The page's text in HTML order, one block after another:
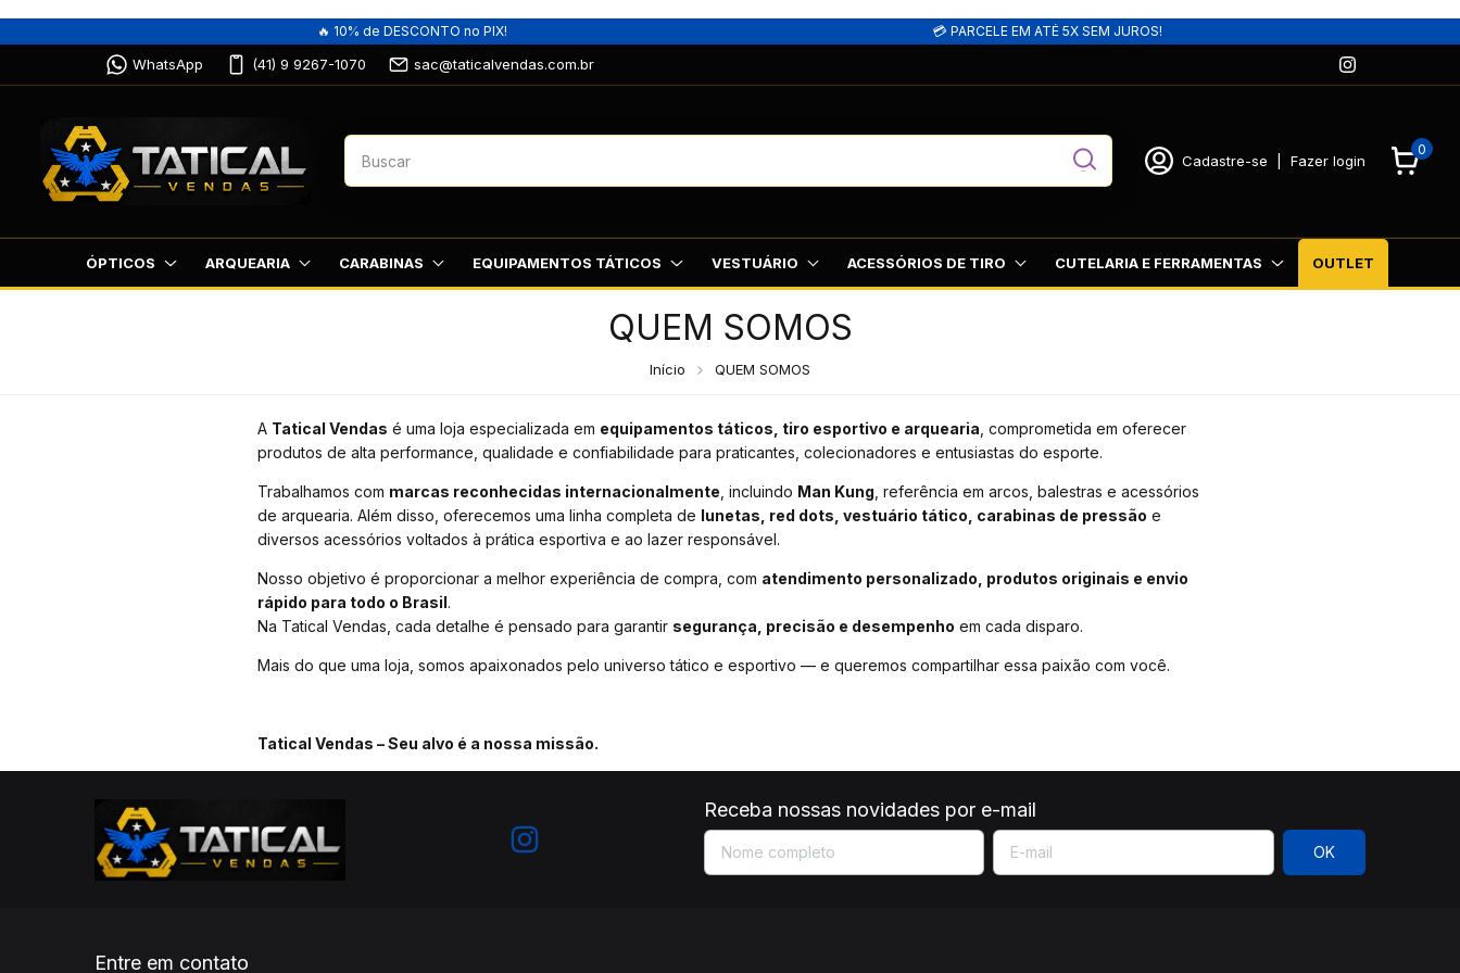
🔥 10% de DESCONTO no PIX! 💳 PARCELE EM ATÉ 5X SEM JUROS!
WhatsApp (41) 9 9267-1070 sac@taticalvendas.com.br
Cadastre-se Fazer login
0
ÓPTICOS ARQUEARIA CARABINAS EQUIPAMENTOS TÁTICOS VESTUÁRIO ACESSÓRIOS DE TIRO CUTELARIA E FERRAMENTAS OUTLET
QUEM SOMOS
Início QUEM SOMOS
A Tatical Vendas é uma loja especializada em equipamentos táticos, tiro esportivo e arquearia , comprometida em oferecer
produtos de alta performance, qualidade e confiabilidade para praticantes, colecionadores e entusiastas do esporte.
Trabalhamos com marcas reconhecidas internacionalmente , incluindo Man Kung , referência em arcos, balestras e acessórios
de arquearia. Além disso, oferecemos uma linha completa de lunetas, red dots, vestuário tático, carabinas de pressão e
diversos acessórios voltados à prática esportiva e ao lazer responsável.
Nosso objetivo é proporcionar a melhor experiência de compra, com atendimento personalizado, produtos originais e envio
rápido para todo o Brasil.
Na Tatical Vendas, cada detalhe é pensado para garantir segurança, precisão e desempenho em cada disparo.
Mais do que uma loja, somos apaixonados pelo universo tático e esportivo — e queremos compartilhar essa paixão com você.
Tatical Vendas – Seu alvo é a nossa missão.
Receba nossas novidades por e-mail
Entre em contato